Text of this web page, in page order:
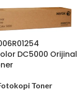
DC5000 Orijinal
Toner